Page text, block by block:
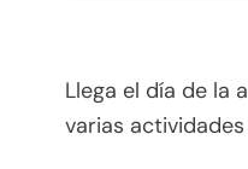
Llega el día de la
varias